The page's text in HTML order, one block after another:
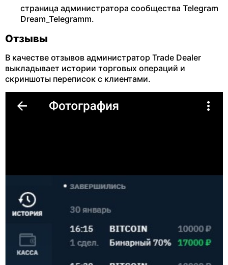
страница администратора сообщества Telegram
Dream_Telegramm.
Отзывы
В качестве отзывов администратор Trade Dealer
выкладывает истории торговых операций и
скриншоты переписок с клиентами.